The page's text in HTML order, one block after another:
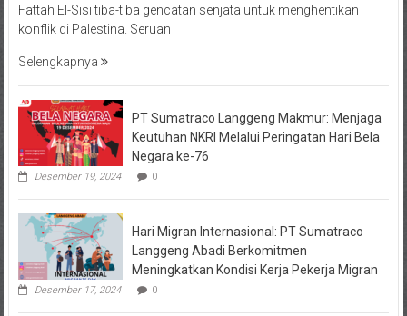
Fattah El-Sisi tiba-tiba gencatan senjata untuk menghentikan
konflik di Palestina. Seruan
Selengkapnya
PT Sumatraco Langgeng Makmur: Menjaga
Keutuhan NKRI Melalui Peringatan Hari Bela
Negara ke-76
Desember 19, 2024 0
Hari Migran Internasional: PT Sumatraco
Langgeng Abadi Berkomitmen
Meningkatkan Kondisi Kerja Pekerja Migran
Desember 17, 2024 0